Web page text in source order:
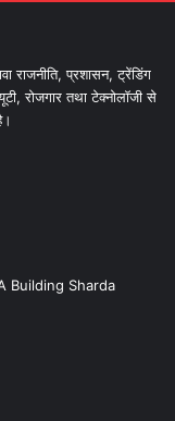
राजनीति, प्रशासन, ट्रेंडिंग
रोजगार तथा टेक्नोलॉजी से
Building Sharda